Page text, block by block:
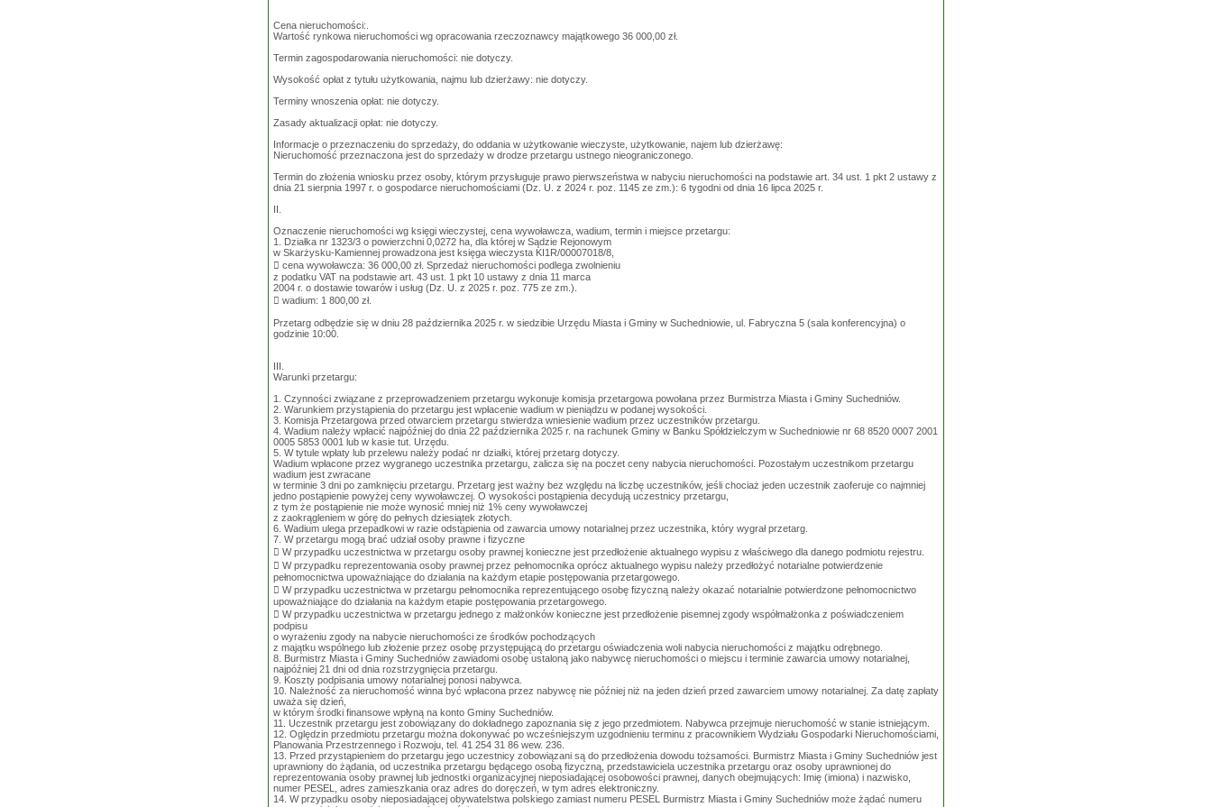
Cena nieruchomości:.
Wartość rynkowa nieruchomości wg opracowania rzeczoznawcy majątkowego 36 000,00 zł.
Termin zagospodarowania nieruchomości: nie dotyczy.
Wysokość opłat z tytułu użytkowania, najmu lub dzierżawy: nie dotyczy.
Terminy wnoszenia opłat: nie dotyczy.
Zasady aktualizacji opłat: nie dotyczy.
Informacje o przeznaczeniu do sprzedaży, do oddania w użytkowanie wieczyste, użytkowanie, najem lub dzierżawę:
Nieruchomość przeznaczona jest do sprzedaży w drodze przetargu ustnego nieograniczonego.
Termin do złożenia wniosku przez osoby, którym przysługuje prawo pierwszeństwa w nabyciu nieruchomości na podstawie art. 34 ust. 1 pkt 2 ustawy z
dnia 21 sierpnia 1997 r. o gospodarce nieruchomościami (Dz. U. z 2024 r. poz. 1145 ze zm.): 6 tygodni od dnia 16 lipca 2025 r.
Oznaczenie nieruchomości wg księgi wieczystej, cena wywoławcza, wadium, termin i miejsce przetargu:
1. Działka nr 1323/3 o powierzchni 0,0272 ha, dla której w Sądzie Rejonowym
w Skarżysku-Kamiennej prowadzona jest księga wieczysta KI1R/00007018/8,
 cena wywoławcza: 36 000,00 zł. Sprzedaż nieruchomości podlega zwolnieniu
z podatku VAT na podstawie art. 43 ust. 1 pkt 10 ustawy z dnia 11 marca
2004 r. o dostawie towarów i usług (Dz. U. z 2025 r. poz. 775 ze zm.).
 wadium: 1 800,00 zł.
Przetarg odbędzie się w dniu 28 października 2025 r. w siedzibie Urzędu Miasta i Gminy w Suchedniowie, ul. Fabryczna 5 (sala konferencyjna) o
godzinie 10:00.
Warunki przetargu:
1. Czynności związane z przeprowadzeniem przetargu wykonuje komisja przetargowa powołana przez Burmistrza Miasta i Gminy Suchedniów.
2. Warunkiem przystąpienia do przetargu jest wpłacenie wadium w pieniądzu w podanej wysokości.
3. Komisja Przetargowa przed otwarciem przetargu stwierdza wniesienie wadium przez uczestników przetargu.
4. Wadium należy wpłacić najpóźniej do dnia 22 października 2025 r. na rachunek Gminy w Banku Spółdzielczym w Suchedniowie nr 68 8520 0007 2001
0005 5853 0001 lub w kasie tut. Urzędu.
5. W tytule wpłaty lub przelewu należy podać nr działki, której przetarg dotyczy.
Wadium wpłacone przez wygranego uczestnika przetargu, zalicza się na poczet ceny nabycia nieruchomości. Pozostałym uczestnikom przetargu
wadium jest zwracane
w terminie 3 dni po zamknięciu przetargu. Przetarg jest ważny bez względu na liczbę uczestników, jeśli chociaż jeden uczestnik zaoferuje co najmniej
jedno postąpienie powyżej ceny wywoławczej. O wysokości postąpienia decydują uczestnicy przetargu,
z tym że postąpienie nie może wynosić mniej niż 1% ceny wywoławczej
z zaokrągleniem w górę do pełnych dziesiątek złotych.
6. Wadium ulega przepadkowi w razie odstąpienia od zawarcia umowy notarialnej przez uczestnika, który wygrał przetarg.
7. W przetargu mogą brać udział osoby prawne i fizyczne
 W przypadku uczestnictwa w przetargu osoby prawnej konieczne jest przedłożenie aktualnego wypisu z właściwego dla danego podmiotu rejestru.
 W przypadku reprezentowania osoby prawnej przez pełnomocnika oprócz aktualnego wypisu należy przedłożyć notarialne potwierdzenie
pełnomocnictwa upoważniające do działania na każdym etapie postępowania przetargowego.
 W przypadku uczestnictwa w przetargu pełnomocnika reprezentującego osobę fizyczną należy okazać notarialnie potwierdzone pełnomocnictwo
upoważniające do działania na każdym etapie postępowania przetargowego.
 W przypadku uczestnictwa w przetargu jednego z małżonków konieczne jest przedłożenie pisemnej zgody współmałżonka z poświadczeniem
podpisu
o wyrażeniu zgody na nabycie nieruchomości ze środków pochodzących
z majątku wspólnego lub złożenie przez osobę przystępującą do przetargu oświadczenia woli nabycia nieruchomości z majątku odrębnego.
8. Burmistrz Miasta i Gminy Suchedniów zawiadomi osobę ustaloną jako nabywcę nieruchomości o miejscu i terminie zawarcia umowy notarialnej,
najpóźniej 21 dni od dnia rozstrzygnięcia przetargu.
9. Koszty podpisania umowy notarialnej ponosi nabywca.
10. Należność za nieruchomość winna być wpłacona przez nabywcę nie później niż na jeden dzień przed zawarciem umowy notarialnej. Za datę zapłaty
uważa się dzień,
w którym środki finansowe wpłyną na konto Gminy Suchedniów.
11. Uczestnik przetargu jest zobowiązany do dokładnego zapoznania się z jego przedmiotem. Nabywca przejmuje nieruchomość w stanie istniejącym.
12. Oględzin przedmiotu przetargu można dokonywać po wcześniejszym uzgodnieniu terminu z pracownikiem Wydziału Gospodarki Nieruchomościami,
Planowania Przestrzennego i Rozwoju, tel. 41 254 31 86 wew. 236.
13. Przed przystąpieniem do przetargu jego uczestnicy zobowiązani są do przedłożenia dowodu tożsamości. Burmistrz Miasta i Gminy Suchedniów jest
uprawniony do żądania, od uczestnika przetargu będącego osobą fizyczną, przedstawiciela uczestnika przetargu oraz osoby uprawnionej do
reprezentowania osoby prawnej lub jednostki organizacyjnej nieposiadającej osobowości prawnej, danych obejmujących: Imię (imiona) i nazwisko,
numer PESEL, adres zamieszkania oraz adres do doręczeń, w tym adres elektroniczny.
14. W przypadku osoby nieposiadającej obywatelstwa polskiego zamiast numeru PESEL Burmistrz Miasta i Gminy Suchedniów może żądać numeru